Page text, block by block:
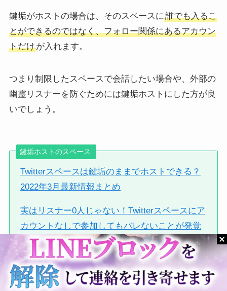
鍵垢がホストの場合は、そのスペースに誰でも入るこ
とができるのではなく、フォロー関係にあるアカウン
トだけが入れます。
つまり制限したスペースで会話したい場合や、外部の
幽霊リスナーを防ぐためには鍵垢ホストにした方が良
いでしょう。
鍵垢ホストのスペース
Twitterスペースは鍵垢のままでホストできる？
2022年3月最新情報まとめ
実はリスナー0人じゃない！Twitterスペースにア
カウントなしで参加してもバレないことが発覚
その他のスペースに関する情報はこちら♪